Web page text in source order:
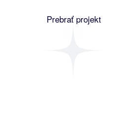
Prebrať projekt